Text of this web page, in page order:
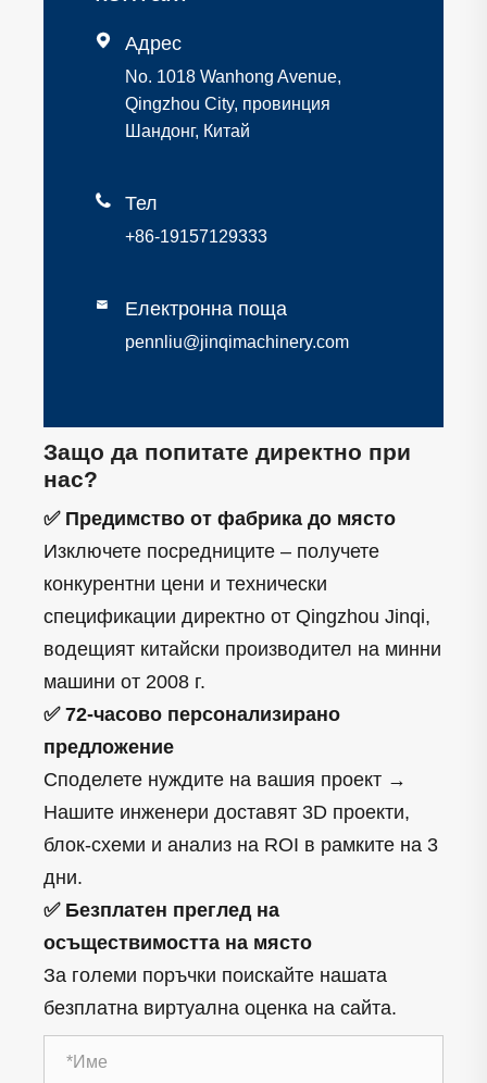
 Адрес
No. 1018 Wanhong Avenue,
Qingzhou City, провинция
Шандонг, Китай
 Тел
+86-19157129333
 Електронна поща
pennliu@jinqimachinery.com
Защо да попитате директно при
нас?
✅ Предимство от фабрика до място
Изключете посредниците – получете
конкурентни цени и технически
спецификации директно от Qingzhou Jinqi,
водещият китайски производител на минни
машини от 2008 г.
✅ 72-часово персонализирано
предложение
Споделете нуждите на вашия проект →
Нашите инженери доставят 3D проекти,
блок-схеми и анализ на ROI в рамките на 3
дни.
✅ Безплатен преглед на
осъществимостта на място
За големи поръчки поискайте нашата
безплатна виртуална оценка на сайта.